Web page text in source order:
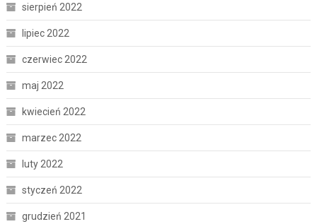
sierpień 2022
lipiec 2022
czerwiec 2022
maj 2022
kwiecień 2022
marzec 2022
luty 2022
styczeń 2022
grudzień 2021